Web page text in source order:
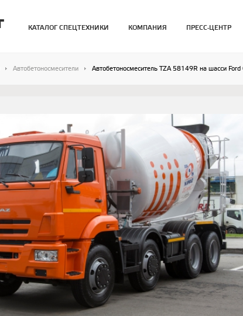
КАТАЛОГ СПЕЦТЕХНИКИ КОМПАНИЯ ПРЕСС-ЦЕНТР
Автобетоносмесители Автобетоносмеситель TZA 58149R на шасси Ford